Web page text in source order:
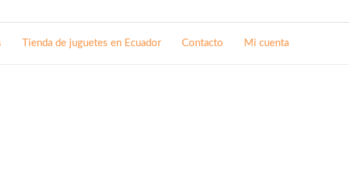
Tienda de juguetes en Ecuador Contacto Mi cuenta